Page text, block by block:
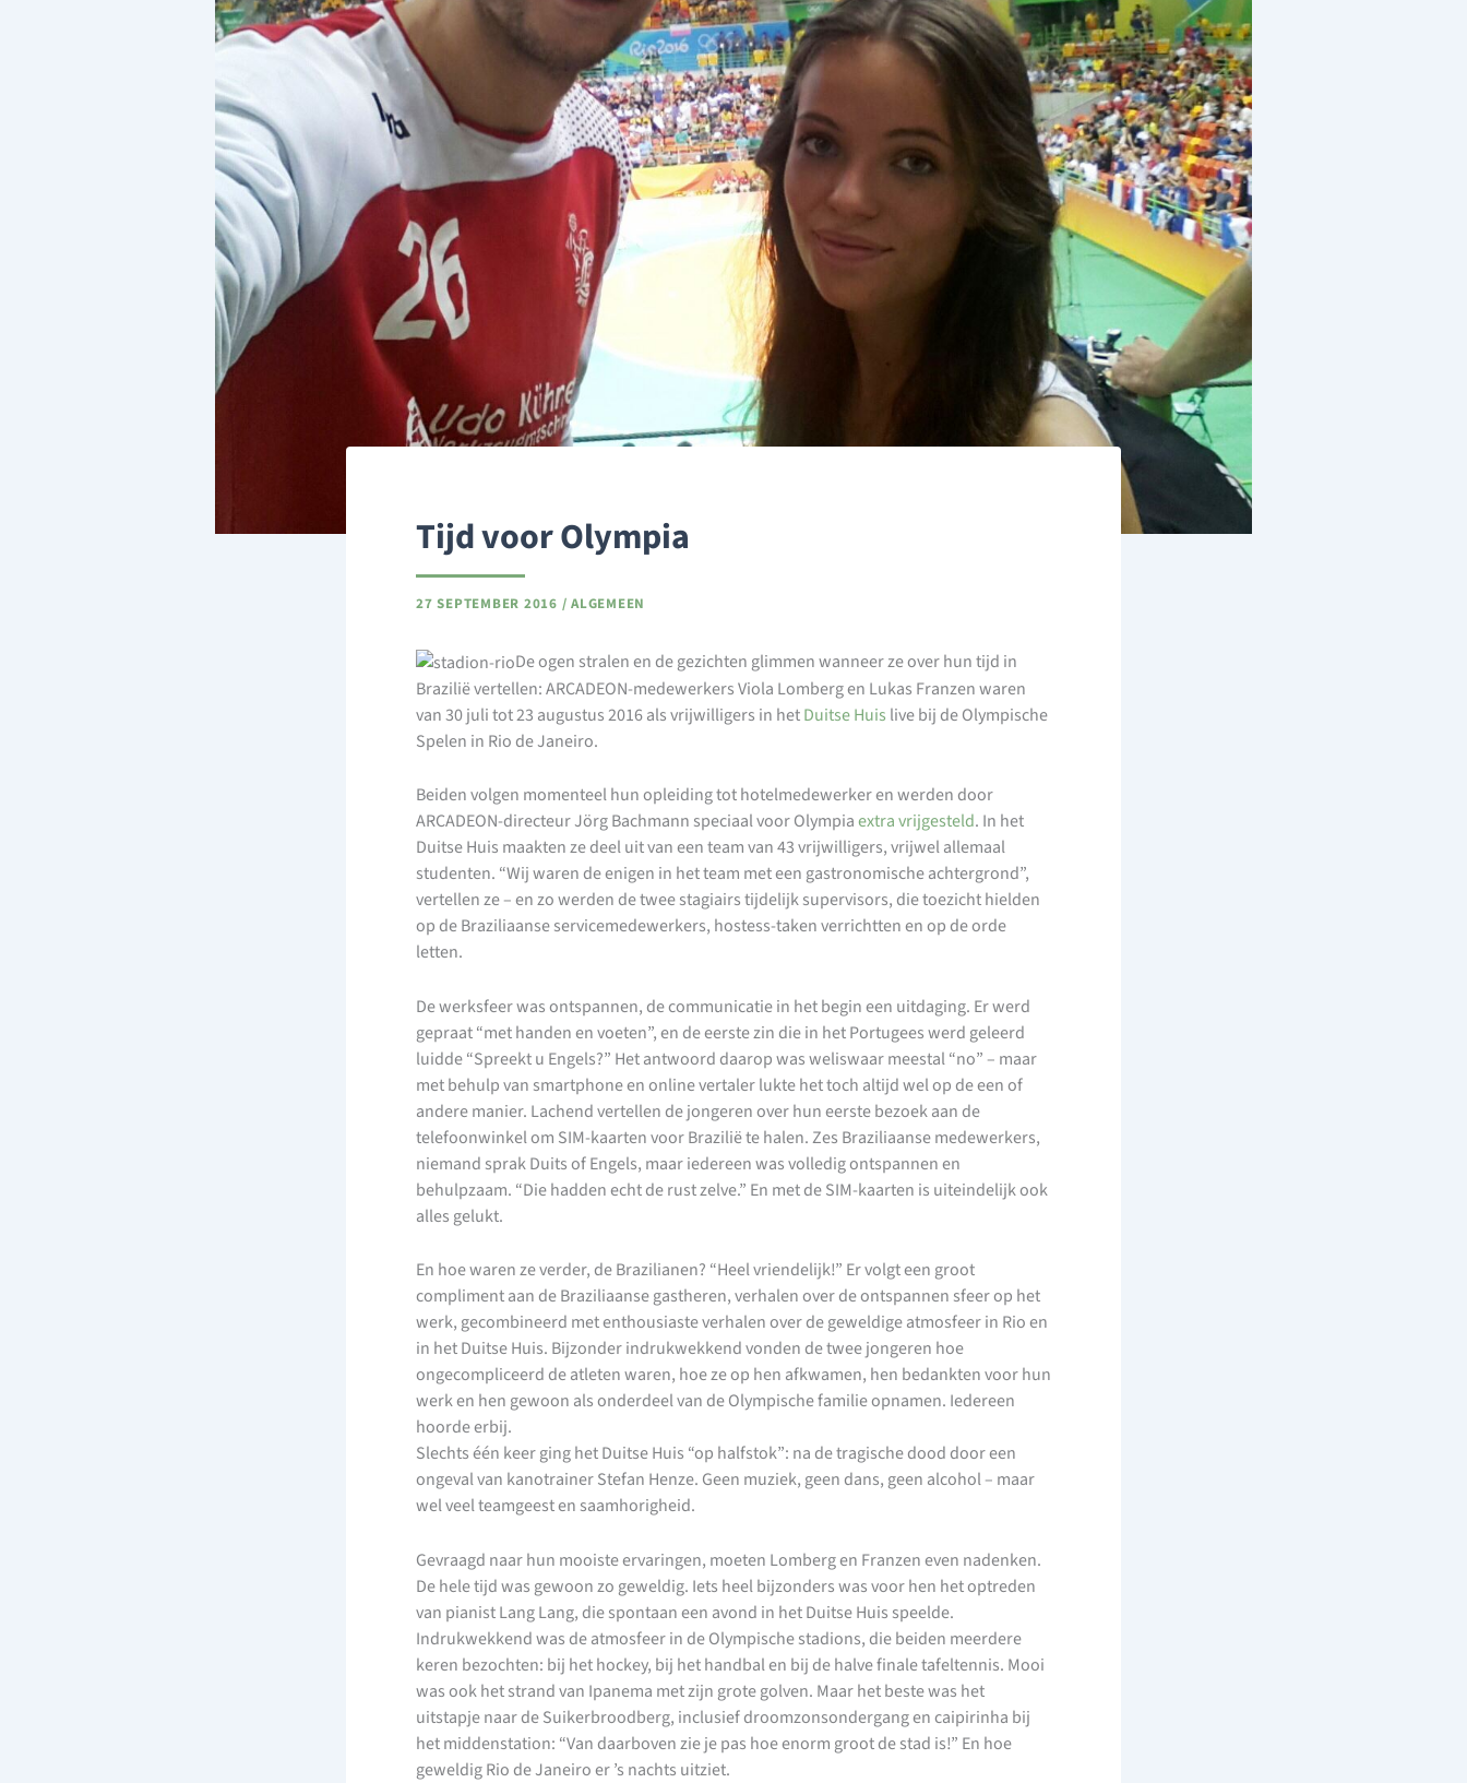
Tijd voor Olympia
27 SEPTEMBER 2016 / ALGEMEEN
De ogen stralen en de gezichten glimmen wanneer ze over hun tijd in
Brazilië vertellen: ARCADEON-medewerkers Viola Lomberg en Lukas Franzen waren
van 30 juli tot 23 augustus 2016 als vrijwilligers in hetDuitse Huis live bij de Olympische
Spelen in Rio de Janeiro.
Beiden volgen momenteel hun opleiding tot hotelmedewerker en werden door
ARCADEON-directeur Jörg Bachmann speciaal voor Olympiaextra vrijgesteld. In het
Duitse Huis maakten ze deel uit van een team van 43 vrijwilligers, vrijwel allemaal
studenten. “Wij waren de enigen in het team met een gastronomische achtergrond”,
vertellen ze – en zo werden de twee stagiairs tijdelijk supervisors, die toezicht hielden
op de Braziliaanse servicemedewerkers, hostess-taken verrichtten en op de orde
letten.
De werksfeer was ontspannen, de communicatie in het begin een uitdaging. Er werd
gepraat “met handen en voeten”, en de eerste zin die in het Portugees werd geleerd
luidde “Spreekt u Engels?” Het antwoord daarop was weliswaar meestal “no” – maar
met behulp van smartphone en online vertaler lukte het toch altijd wel op de een of
andere manier. Lachend vertellen de jongeren over hun eerste bezoek aan de
telefoonwinkel om SIM-kaarten voor Brazilië te halen. Zes Braziliaanse medewerkers,
niemand sprak Duits of Engels, maar iedereen was volledig ontspannen en
behulpzaam. “Die hadden echt de rust zelve.” En met de SIM-kaarten is uiteindelijk ook
alles gelukt.
En hoe waren ze verder, de Brazilianen? “Heel vriendelijk!” Er volgt een groot
compliment aan de Braziliaanse gastheren, verhalen over de ontspannen sfeer op het
werk, gecombineerd met enthousiaste verhalen over de geweldige atmosfeer in Rio en
in het Duitse Huis. Bijzonder indrukwekkend vonden de twee jongeren hoe
ongecompliceerd de atleten waren, hoe ze op hen afkwamen, hen bedankten voor hun
werk en hen gewoon als onderdeel van de Olympische familie opnamen. Iedereen
hoorde erbij.
Slechts één keer ging het Duitse Huis “op halfstok”: na de tragische dood door een
ongeval van kanotrainer Stefan Henze. Geen muziek, geen dans, geen alcohol – maar
wel veel teamgeest en saamhorigheid.
Gevraagd naar hun mooiste ervaringen, moeten Lomberg en Franzen even nadenken.
De hele tijd was gewoon zo geweldig. Iets heel bijzonders was voor hen het optreden
van pianist Lang Lang, die spontaan een avond in het Duitse Huis speelde.
Indrukwekkend was de atmosfeer in de Olympische stadions, die beiden meerdere
keren bezochten: bij het hockey, bij het handbal en bij de halve finale tafeltennis. Mooi
was ook het strand van Ipanema met zijn grote golven. Maar het beste was het
uitstapje naar de Suikerbroodberg, inclusief droomzonsondergang en caipirinha bij
het middenstation: “Van daarboven zie je pas hoe enorm groot de stad is!” En hoe
geweldig Rio de Janeiro er ’s nachts uitziet.